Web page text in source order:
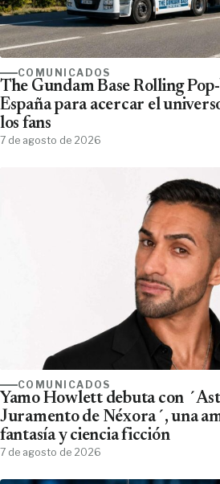
COMUNICADOS
The Gundam Base Rolling
España para acercar el
los fans
7 de agosto de 2026
COMUNICADOS
Yamo Howlett debuta con
Juramento de Néxora´, una
fantasía y ciencia ficción
7 de agosto de 2026